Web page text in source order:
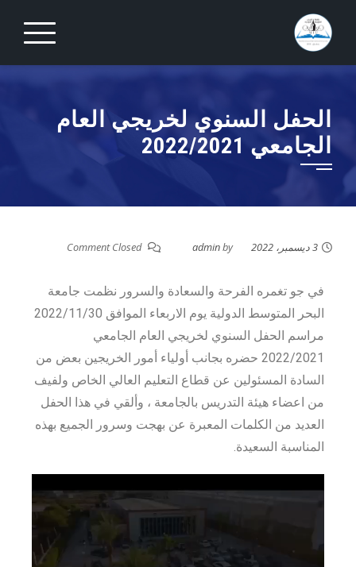
الحفل السنوي لخريجي العام
الجامعي 2022/2021
3 ديسمبر، 2022 by
admin
Comment Closed
في جو تغمره الفرحة والسعادة والسرور نظمت جامعة
البحر المتوسط الدولية يوم الاربعاء الموافق 2022/11/30
مراسم الحفل السنوي لخريجي العام الجامعي
2022/2021 حضره بجانب أولياء أمور الخريجين بعض من
السادة المسئولين عن قطاع التعليم العالي الخاص ولفيف
من اعضاء هيئة التدريس بالجامعة ، وألقي في هذا الحفل
العديد من الكلمات المعبرة عن بهجت وسرور الجميع بهذه
المناسبة السعيدة.